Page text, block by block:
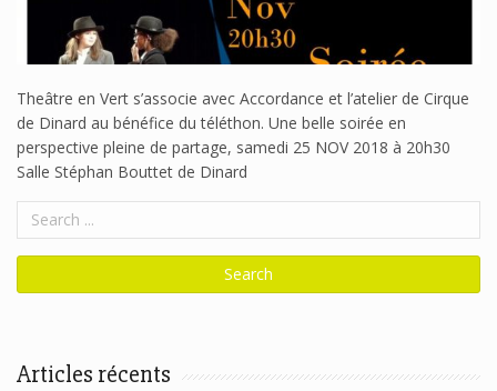
Theâtre en Vert s’associe avec Accordance et l’atelier de Cirque
de Dinard au bénéfice du téléthon. Une belle soirée en
perspective pleine de partage, samedi 25 NOV 2018 à 20h30
Salle Stéphan Bouttet de Dinard
Articles récents